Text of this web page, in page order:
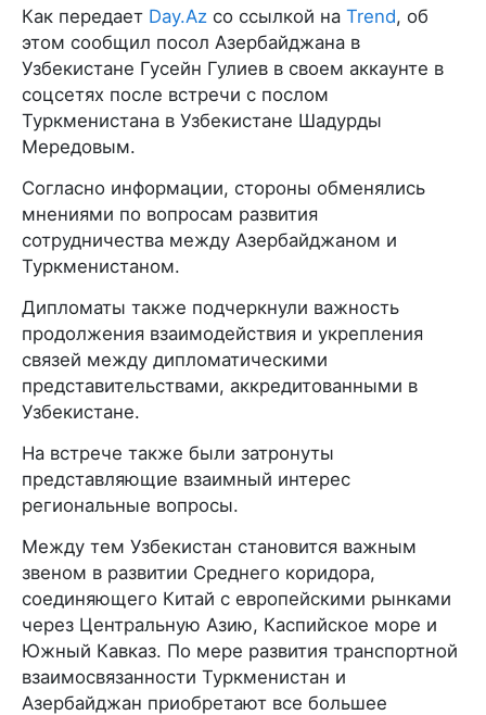
Как передает Day.Az со ссылкой на Trend, об
этом сообщил посол Азербайджана в
Узбекистане Гусейн Гулиев в своем аккаунте в
соцсетях после встречи с послом
Туркменистана в Узбекистане Шадурды
Мередовым.
Согласно информации, стороны обменялись
мнениями по вопросам развития
сотрудничества между Азербайджаном и
Туркменистаном.
Дипломаты также подчеркнули важность
продолжения взаимодействия и укрепления
связей между дипломатическими
представительствами, аккредитованными в
Узбекистане.
На встрече также были затронуты
представляющие взаимный интерес
региональные вопросы.
Между тем Узбекистан становится важным
звеном в развитии Среднего коридора,
соединяющего Китай с европейскими рынками
через Центральную Азию, Каспийское море и
Южный Кавказ. По мере развития транспортной
взаимосвязанности Туркменистан и
Азербайджан приобретают все большее